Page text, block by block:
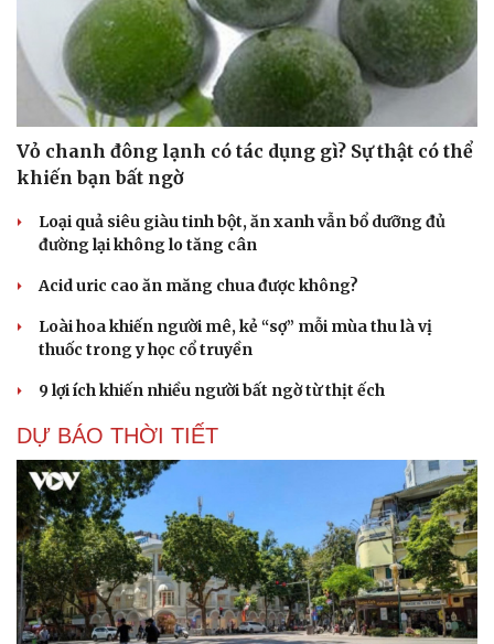
Vỏ chanh đông lạnh có tác dụng gì? Sự thật có thể
khiến bạn bất ngờ
Loại quả siêu giàu tinh bột, ăn xanh vẫn bổ dưỡng đủ
đường lại không lo tăng cân
Acid uric cao ăn măng chua được không?
Loài hoa khiến người mê, kẻ “sợ” mỗi mùa thu là vị
thuốc trong y học cổ truyền
9 lợi ích khiến nhiều người bất ngờ từ thịt ếch
DỰ BÁO THỜI TIẾT